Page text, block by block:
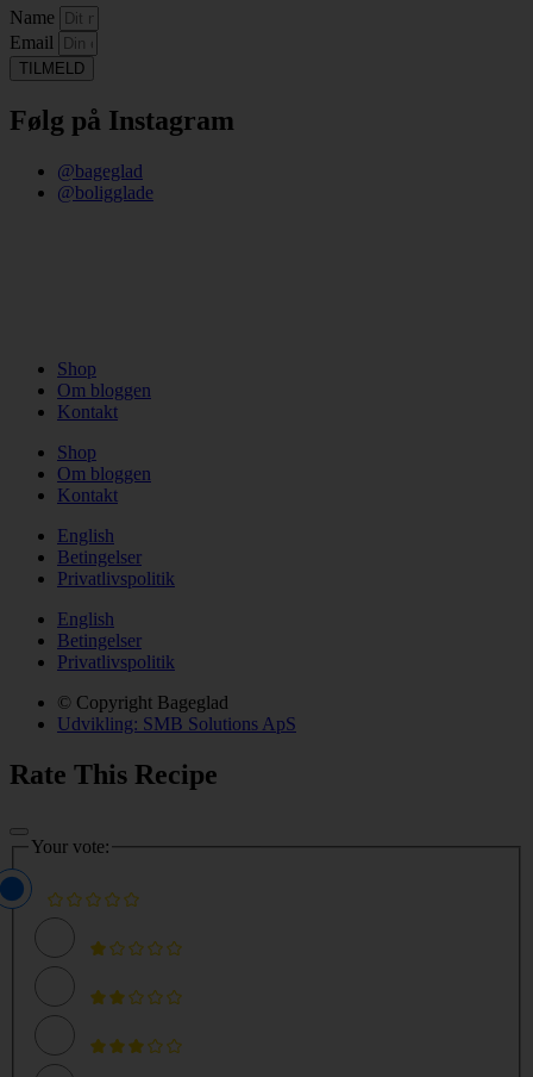
Name
Email
TILMELD
Følg på Instagram
@bageglad
@boligglade
Shop
Om bloggen
Kontakt
Shop
Om bloggen
Kontakt
English
Betingelser
Privatlivspolitik
English
Betingelser
Privatlivspolitik
© Copyright Bageglad
Udvikling: SMB Solutions ApS
Rate This Recipe
Your vote: